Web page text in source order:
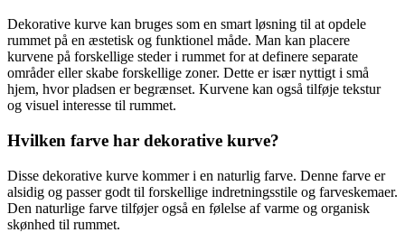
Dekorative kurve kan bruges som en smart løsning til at opdele
rummet på en æstetisk og funktionel måde. Man kan placere
kurvene på forskellige steder i rummet for at definere separate
områder eller skabe forskellige zoner. Dette er især nyttigt i små
hjem, hvor pladsen er begrænset. Kurvene kan også tilføje tekstur
og visuel interesse til rummet.
Hvilken farve har dekorative kurve?
Disse dekorative kurve kommer i en naturlig farve. Denne farve er
alsidig og passer godt til forskellige indretningsstile og farveskemaer.
Den naturlige farve tilføjer også en følelse af varme og organisk
skønhed til rummet.